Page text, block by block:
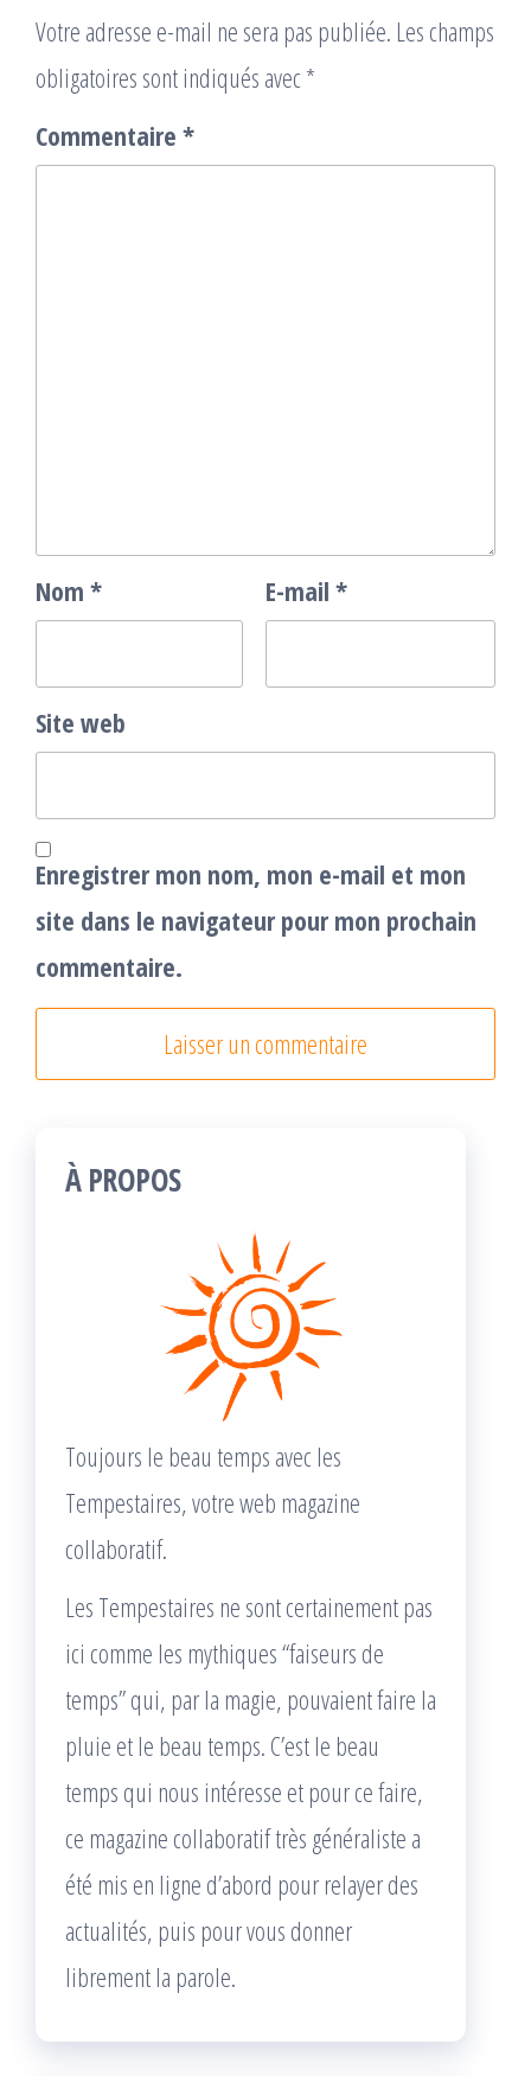
Votre adresse e-mail ne sera pas publiée. Les champs
obligatoires sont indiqués avec *
Commentaire *
Nom * E-mail *
Site web
Enregistrer mon nom, mon e-mail et mon
site dans le navigateur pour mon prochain
commentaire.
À PROPOS
Toujours le beau temps avec les
Tempestaires, votre web magazine
collaboratif.
Les Tempestaires ne sont certainement pas
ici comme les mythiques “faiseurs de
temps” qui, par la magie, pouvaient faire la
pluie et le beau temps. C’est le beau
temps qui nous intéresse et pour ce faire,
ce magazine collaboratif très généraliste a
été mis en ligne d’abord pour relayer des
actualités, puis pour vous donner
librement la parole.